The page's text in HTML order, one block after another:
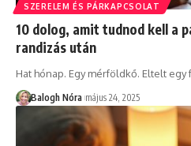
SZERELEM ÉS PÁRKAPCSOLAT
10 dolog, amit tudnod kell a
randizás után
Hat hónap. Egy mérföldkő. Eltelt egy
Balogh Nóra május 24, 2025